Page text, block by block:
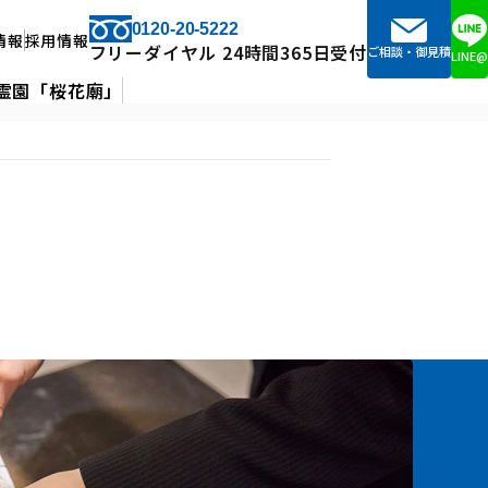
報採用情報
0120-20-5222
フリーダイヤル 24時間365日受付ご相談・御見積LINE@
園「桜花廟」